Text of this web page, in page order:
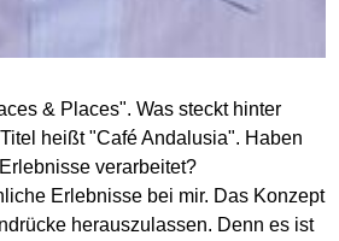
& Places". Was steckt hinter
heißt "Café Andalusia". Haben
verarbeitet?
Erlebnisse bei mir. Das Konzept
herauszulassen. Denn es ist